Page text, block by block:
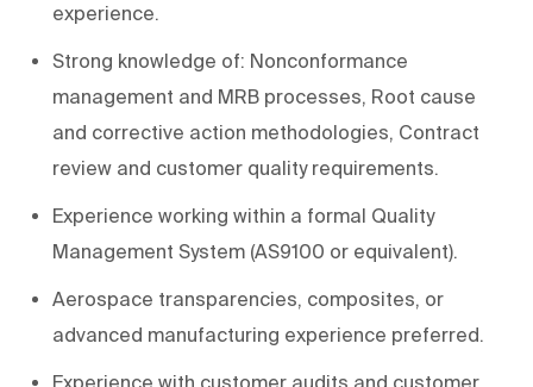
experience.
Strong knowledge of: Nonconformance
management and MRB processes, Root cause
and corrective action methodologies, Contract
review and customer quality requirements.
Experience working within a formal Quality
Management System (AS9100 or equivalent).
Aerospace transparencies, composites, or
advanced manufacturing experience preferred.
Experience with customer audits and customer